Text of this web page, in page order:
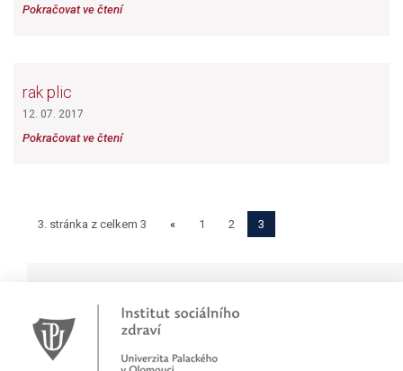
Pokračovat ve čtení
rak plic
12. 07. 2017
Pokračovat ve čtení
3. stránka z celkem 3 « 1 2 3
Novinky
Přihlašte se na první online workshop na téma stárnoucí